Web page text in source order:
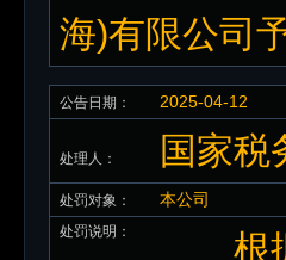
海)有限公司
公告日期： 2025-04-12
处理人： 国家税
处罚对象： 本公司
处罚说明：
根据